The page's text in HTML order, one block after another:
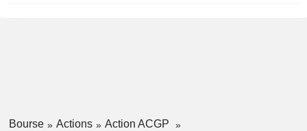
Bourse Actions
Action ACGP